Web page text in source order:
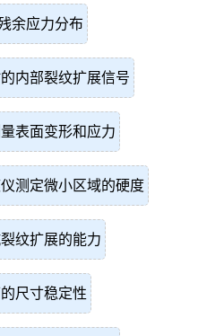
余应力分布
内部裂纹扩展信号
表面变形和应力
测定微小区域的硬度
纹扩展的能力
尺寸稳定性